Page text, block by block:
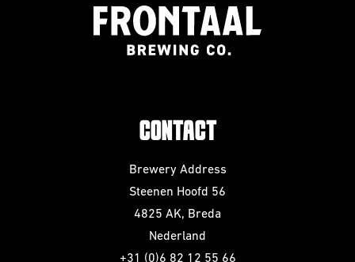
CONTACT
Brewery Address
Steenen Hoofd 56
4825 AK, Breda
Nederland
+31 (0)6 82 12 55 66